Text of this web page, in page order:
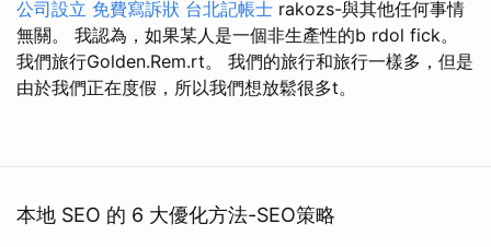
公司設立 免費寫訴狀 台北記帳士 rakozs-與其他任何事情
無關。 我認為，如果某人是一個非生產性的b rdol fick。
我們旅行Golden.Rem.rt。 我們的旅行和旅行一樣多，但是
由於我們正在度假，所以我們想放鬆很多t。
本地 SEO 的 6 大優化方法-SEO策略